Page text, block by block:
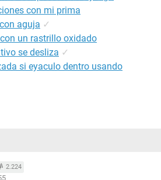
con mi prima
aguja ✓
un rastrillo oxidado
se desliza ✓
si eyaculo dentro usando
2.224